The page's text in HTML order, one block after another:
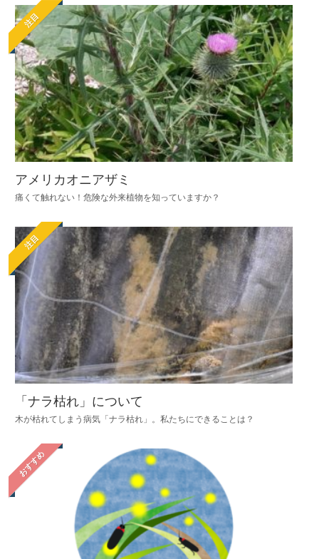
注目
アメリカオニアザミ
痛くて触れない！危険な外来植物を知っていますか？
注目
「ナラ枯れ」について
木が枯れてしまう病気「ナラ枯れ」。私たちにできることは？
おすすめ